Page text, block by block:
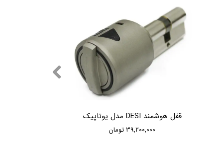
قفل هوشمند DESI مدل یوتاپیک
۳۹,۲۰۰,۰۰۰ تومان